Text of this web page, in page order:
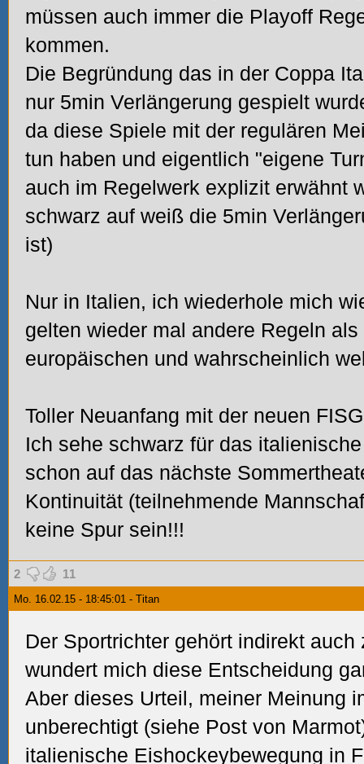
müssen auch immer die Playoff
kommen.
Die Begründung das in der Coppa
nur 5min Verlängerung gespielt
da diese Spiele mit der regulären
tun haben und eigentlich "eigene
auch im Regelwerk explizit erwähnt
schwarz auf weiß die 5min
ist)
Nur in Italien, ich wiederhole mich
gelten wieder mal andere Regeln
europäischen und wahrscheinlich
Toller Neuanfang mit der neuen
Ich sehe schwarz für das
schon auf das nächste
Kontinuität (teilnehmende
keine Spur sein!!!
2 11
Mo. 16.02.15 - 18:45:01 - Titan
Der Sportrichter gehört indirekt
wundert mich diese Entscheidung
Aber dieses Urteil, meiner Meinung
unberechtigt (siehe Post von
italienische Eishockeybewegung in